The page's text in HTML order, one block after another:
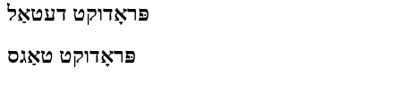
פּראָדוקט דעטאַל
פּראָדוקט טאַגס